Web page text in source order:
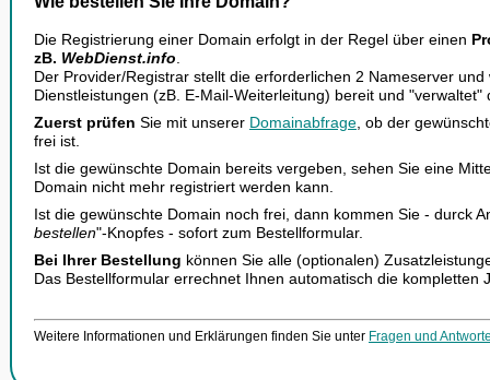
Die Registrierung einer Domain erfolgt in der Regel über einen
zB. WebDienst.info
Der Provider/Registrar stellt die erforderlichen 2 Nameserver und
Dienstleistungen (zB. E-Mail-Weiterleitung) bereit und "verwaltet"
Zuerst prüfen Sie mit unserer Domainabfrage , ob der
frei ist.
Ist die gewünschte Domain bereits vergeben, sehen Sie eine
Domain nicht mehr registriert werden kann.
Ist die gewünschte Domain noch frei, dann kommen Sie - durck
bestellen"-Knopfes - sofort zum Bestellformular.
Bei Ihrer Bestellung können Sie alle (optionalen)
Das Bestellformular errechnet Ihnen automatisch die kompletten
Weitere Informationen und Erklärungen finden Sie unter Fragen und